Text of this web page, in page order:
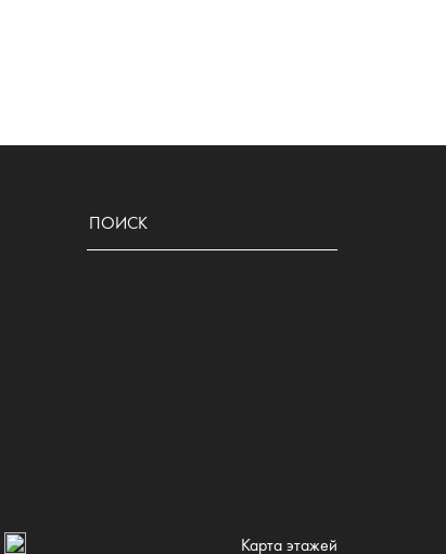
Карта этажей